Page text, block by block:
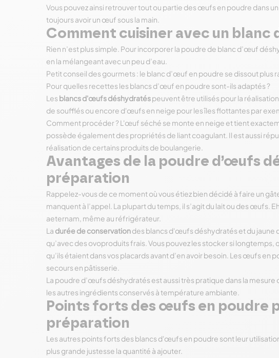
Vous pouvez ainsi retrouver tout ou partie des œufs en poudre dans
toujours avoir un œuf sous la main.
Comment cuisiner avec un blanc
Rien n’est plus simple. Pour incorporer la poudre de blanc d’œuf
en la mélangeant avec un peu d’eau.
Petit conseil des gourmets : le blanc d’œuf en poudre se dissout plus
Pour quelles recettes les blancs d’œuf en poudre sont-ils adaptés ?
Les blancs d'œufs déshydratéspeuvent être utilisés pour la
de soufflés ou encore d'œufs en neige pour les îles flottantes par
Comment procéder ? L'œuf séché se monte en neige et tient
possède également des propriétés de liant coagulant. Il est aussi
réalisation de certains produits de boulangerie.
Avantages de la poudre d’œufs
préparation
Rappelez-vous de ce moment où vous étiez bien décidé à faire un
manquent à l’appel. La plupart du temps, il s’agit du lait ou des œufs.
aeternam, même au réfrigérateur.
La durée de conservationdes blancs d'œufs déshydratés et du jaune
qu’avec des ovoproduits frais. Vous pouvez les stocker si
qu’ils étaient dans vos placards avant d’en avoir besoin. Les œufs en
secours en pâtisserie.
La poudre d’œufs déshydratés est aussi très pratique dans la
les autres ingrédients conservés à température ambiante.
Points forts des œufs en poudre
préparation
Les autres points forts des blancs d'œufs en poudre sont leur
plus grande justesse la quantité à ajouter.